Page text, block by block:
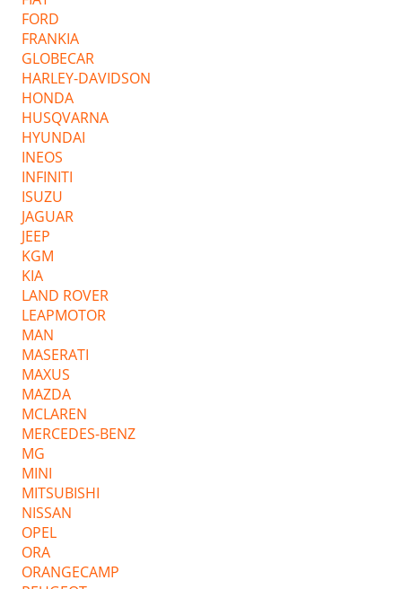
FORD
FRANKIA
GLOBECAR
HARLEY-DAVIDSON
HONDA
HUSQVARNA
HYUNDAI
INEOS
INFINITI
ISUZU
JAGUAR
JEEP
KGM
KIA
LAND ROVER
LEAPMOTOR
MAN
MASERATI
MAXUS
MAZDA
MCLAREN
MERCEDES-BENZ
MG
MINI
MITSUBISHI
NISSAN
OPEL
ORA
ORANGECAMP